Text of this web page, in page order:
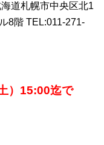
道札幌市中央区北1
8階 TEL:011-271-
）15:00迄で